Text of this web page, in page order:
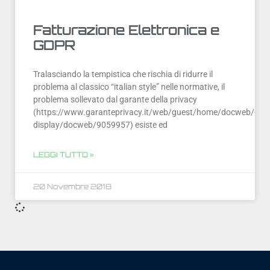
Fatturazione Elettronica e
GDPR
Tralasciando la tempistica che rischia di ridurre il
problema al classico “italian style” nelle normative, il
problema sollevato dal garante della privacy
(https://www.garanteprivacy.it/web/guest/home/docweb/-/
display/docweb/9059957) esiste ed
LEGGI TUTTO »
20 Novembre 2018